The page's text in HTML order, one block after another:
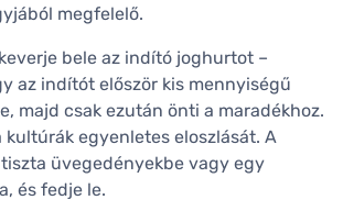
megfelelő.
bele az indító joghurtot –
az indítót először kis mennyiségű
majd csak ezután önti a maradékhoz.
kultúrák egyenletes eloszlását. A
üvegedényekbe vagy egy
és fedje le.